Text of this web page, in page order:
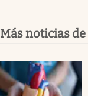
Más noticias de